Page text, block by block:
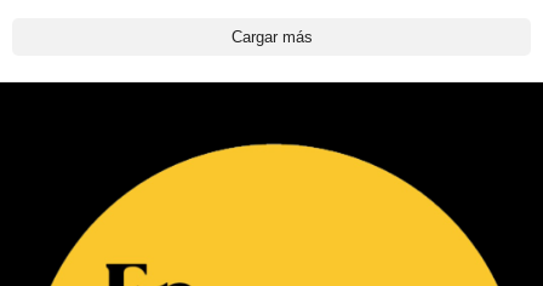
Cargar más